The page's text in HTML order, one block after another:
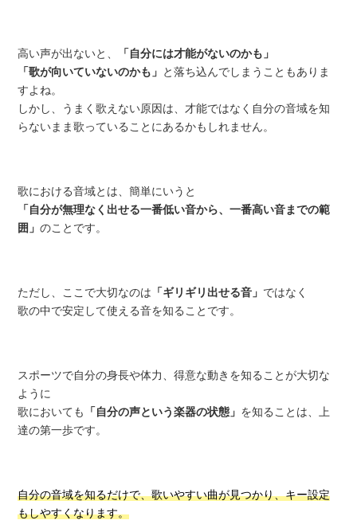
高い声が出ないと、
「自分には才能がないのかも」
「歌が向いていないのかも」 と落ち込んでしまうこともありま
すよね。
しかし、うまく歌えない原因は、才能ではなく自分の音域を知
らないまま歌っていることにあるかもしれません。
歌における音域とは、簡単にいうと
「自分が無理なく出せる一番低い音から、一番高い音までの範
囲」のことです。
ただし、ここで大切なのは 「ギリギリ出せる音」 ではなく
歌の中で安定して使える音を知ることです。
スポーツで自分の身長や体力、得意な動きを知ることが大切な
ように
歌においても
「自分の声という楽器の状態」 を知ることは、上
達の第一歩です。
自分の音域を知るだけで、歌いやすい曲が見つかり、キー設定
もしやすくなります。